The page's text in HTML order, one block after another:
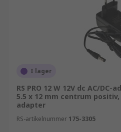
I lager
RS PRO 12 W 12V dc AC/DC-
5.5 x 12 mm centrum positiv,
adapter
RS-artikelnummer 175-3305